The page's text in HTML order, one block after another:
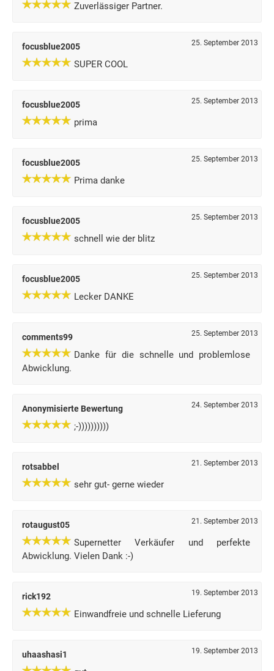
Zuverlässiger Partner.
focusblue2005 25. September 2013
SUPER COOL
focusblue2005 25. September 2013
prima
focusblue2005 25. September 2013
Prima danke
focusblue2005 25. September 2013
schnell wie der blitz
focusblue2005 25. September 2013
Lecker DANKE
comments99 25. September 2013
Danke für die schnelle und problemlose
Abwicklung.
Anonymisierte Bewertung 24. September 2013
;-))))))))))
rotsabbel 21. September 2013
sehr gut- gerne wieder
rotaugust05 21. September 2013
Supernetter Verkäufer und perfekte
Abwicklung. Vielen Dank :-)
rick192 19. September 2013
Einwandfreie und schnelle Lieferung
uhaashasi1 19. September 2013